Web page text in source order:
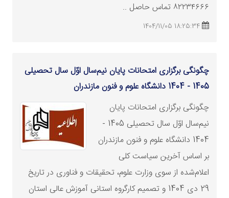
۸۲۲۳۴۶۶۶ تماس حاصل ..
18:25:34 1404/11/05
چگونگی برگزاری امتحانات پایان نیم‌سال اوّل سال تحصیلی
1405 - 1404 دانشگاه‌ علوم و فنون مازندران
چگونگی برگزاری امتحانات پایان
نیم‌سال اوّل سال تحصیلی 1405 -
1404 دانشگاه‌ علوم و فنون مازندران
بر اساس آخرین سیاست کلی
اعلام‌شده از سوی وزارت علوم، تحقیقات و فناوری در تاریخ
29 دی 1404 و تصمیم کارگروه استانی آموزش عالی استان